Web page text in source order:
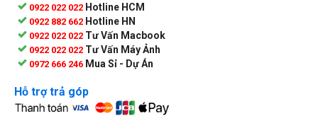
0922 022 022 Hotline HCM
0922 882 662 Hotline HN
0922 022 022 Tư Vấn Macbook
0922 022 022 Tư Vấn Máy Ảnh
0972 666 246 Mua Sỉ - Dự Án
Hỗ trợ trả góp